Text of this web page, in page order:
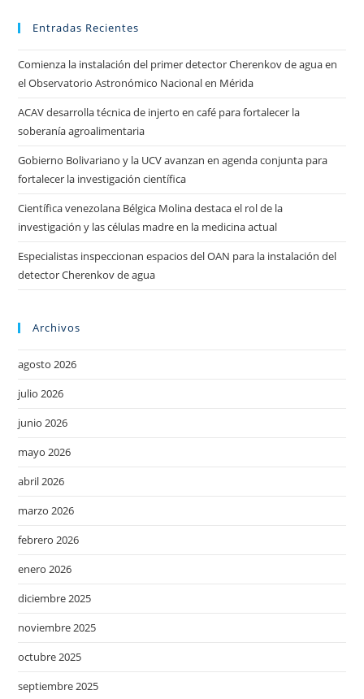
Entradas Recientes
Comienza la instalación del primer detector Cherenkov de agua en
el Observatorio Astronómico Nacional en Mérida
ACAV desarrolla técnica de injerto en café para fortalecer la
soberanía agroalimentaria
Gobierno Bolivariano y la UCV avanzan en agenda conjunta para
fortalecer la investigación científica
Científica venezolana Bélgica Molina destaca el rol de la
investigación y las células madre en la medicina actual
Especialistas inspeccionan espacios del OAN para la instalación del
detector Cherenkov de agua
Archivos
agosto 2026
julio 2026
junio 2026
mayo 2026
abril 2026
marzo 2026
febrero 2026
enero 2026
diciembre 2025
noviembre 2025
octubre 2025
septiembre 2025